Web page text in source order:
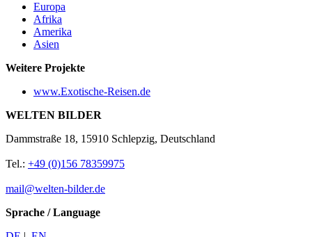
Europa
Afrika
Amerika
Asien
Weitere Projekte
www.Exotische-Reisen.de
WELTEN BILDER
Dammstraße 18, 15910 Schlepzig, Deutschland
Tel.: +49 (0)156 78359975
mail@welten-bilder.de
Sprache / Language